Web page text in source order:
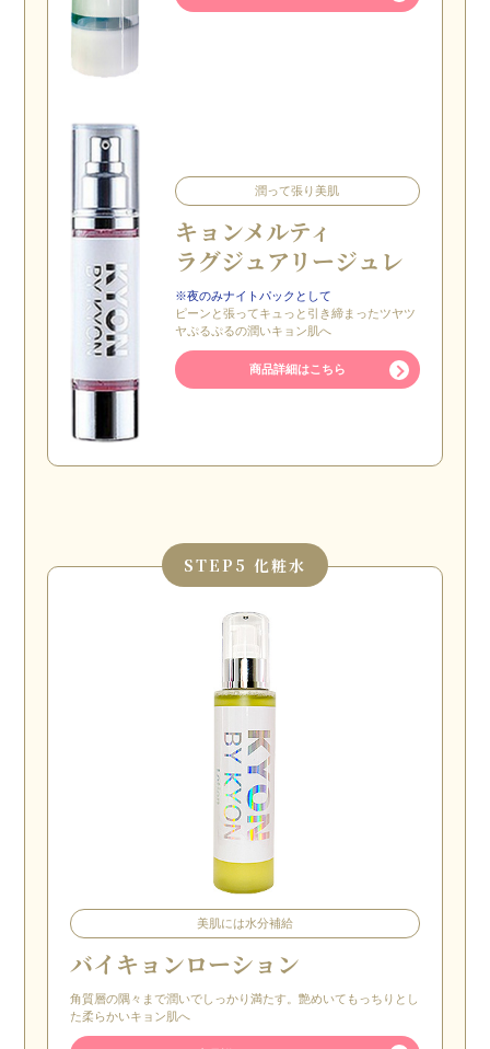
潤って張り美肌
キョンメルティ
ラグジュアリージュレ
※夜のみナイトパックとして
ピーンと張ってキュっと引き締まったツヤツ
ヤぷるぷるの潤いキョン肌へ
商品詳細はこちら
STEP 5 化粧水
美肌には水分補給
バイキョンローション
角質層の隅々まで潤いでしっかり満たす。艶めいてもっちりとし
た柔らかいキョン肌へ